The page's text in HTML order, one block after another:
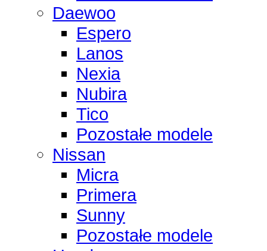
Daewoo
Espero
Lanos
Nexia
Nubira
Tico
Pozostałe modele
Nissan
Micra
Primera
Sunny
Pozostałe modele